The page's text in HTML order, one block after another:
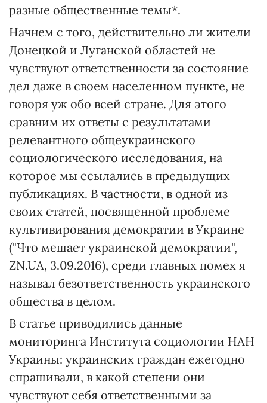
разные общественные темы*.
Начнем с того, действительно ли жители
Донецкой и Луганской областей не
чувствуют ответственности за состояние
дел даже в своем населенном пункте, не
говоря уж обо всей стране. Для этого
сравним их ответы с результатами
релевантного общеукраинского
социологического исследования, на
которое мы ссылались в предыдущих
публикациях. В частности, в одной из
своих статей, посвященной проблеме
культивирования демократии в Украине
("Что мешает украинской демократии",
ZN.UA, 3.09.2016), среди главных помех я
называл безответственность украинского
общества в целом.
В статье приводились данные
мониторинга Института социологии НАН
Украины: украинских граждан ежегодно
спрашивали, в какой степени они
чувствуют себя ответственными за